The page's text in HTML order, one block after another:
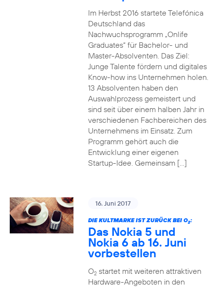
Im Herbst 2016 startete Telefónica
Deutschland das
Nachwuchsprogramm „Onlife
Graduates“ für Bachelor- und
Master-Absolventen. Das Ziel:
Junge Talente fördern und digitales
Know-how ins Unternehmen holen.
13 Absolventen haben den
Auswahlprozess gemeistert und
sind seit über einem halben Jahr in
verschiedenen Fachbereichen des
Unternehmens im Einsatz. Zum
Programm gehört auch die
Entwicklung einer eigenen
Startup-Idee. Gemeinsam […]
16. Juni 2017
DIE KULTMARKE IST ZURÜCK BEI O2:
Das Nokia 5 und
Nokia 6 ab 16. Juni
vorbestellen
O2startet mit weiteren attraktiven
Hardware-Angeboten in den